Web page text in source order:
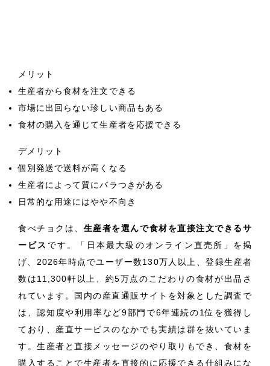
メリット
生産者から食材を注文できる
市場に出回らない珍しい商品もある
食材の購入を通じて生産者を応援できる
デメリット
個別発送で送料が高くなる
生産者によって質にバラつきがある
日常的な用途にはやや不向き
食べチョクは、 生産者を選んで食材を直接注文できるサ
ービス です。「日本最大級のオンライン直売所」を掲
げ、2026年時点でユーザー数130万人以上、登録生産者
数は11,300軒以上、約5万点のこだわりの食材が出品さ
れています。国内の産直通販サイトを対象とした調査で
は、認知度や利用率など9部門で6年連続の1位を獲得し
ており、産直サービスのなかでも実績は群を抜いていま
す。生産者と直接メッセージのやり取りもでき、食材を
購入することで生産者を直接的に応援できる仕組みにな